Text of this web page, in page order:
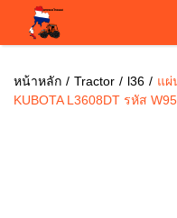
หน้าหลัก Tractor l36
แผ่
KUBOTA L3608DT รหัส